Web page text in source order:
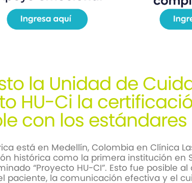
la Unidad de
HU-Ci la
con los
está en Medellín, Colombia en Clínica
histórica como la primera institución en
“Proyecto HU-CI”. Esto fue posible
paciente, la comunicación efectiva y el